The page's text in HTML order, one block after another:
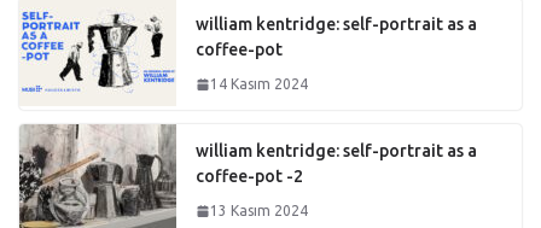
william kentridge: self-portrait as a
coffee-pot
14 Kasım 2024
william kentridge: self-portrait as a
coffee-pot -2
13 Kasım 2024